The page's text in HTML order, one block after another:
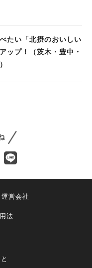
たい「北摂のおいしい
ップ！（茨木・豊中・
運営会社
法